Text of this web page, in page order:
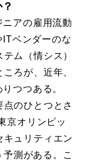
アの雇用流動
ベンダーのな
ム（情シス）
ろが、近年、
つつある。
のひとつとさ
京オリンピッ
キュリティエン
予測がある。こ